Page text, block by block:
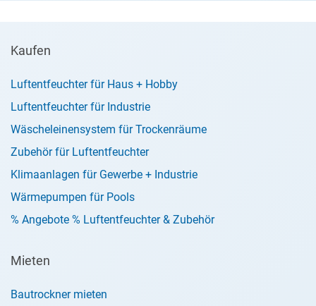
Kaufen
Luftentfeuchter für Haus + Hobby
Luftentfeuchter für Industrie
Wäscheleinensystem für Trockenräume
Zubehör für Luftentfeuchter
Klimaanlagen für Gewerbe + Industrie
Wärmepumpen für Pools
% Angebote % Luftentfeuchter & Zubehör
Mieten
Bautrockner mieten